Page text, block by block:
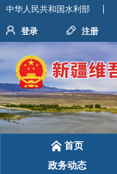
中华人民共和国水利部
登录 注册
首页
政务动态